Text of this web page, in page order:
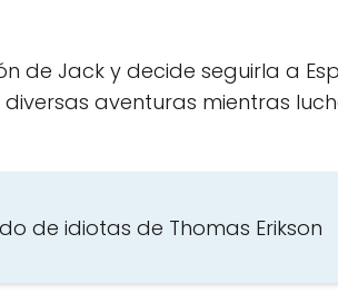
de Jack y decide seguirla a
aventuras mientras
de idiotas de Thomas Erikson